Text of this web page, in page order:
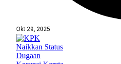
Okt 29, 2025